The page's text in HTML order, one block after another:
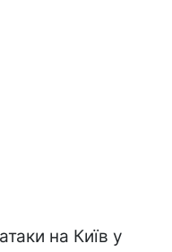
на Київ у